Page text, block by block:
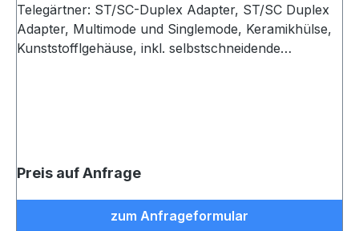
Telegärtner: ST/SC-Duplex Adapter, ST/SC Duplex
Adapter, Multimode und Singlemode, Keramikhülse,
Kunststofflgehäuse, inkl. selbstschneidende
Preis auf Anfrage
zum Anfrageformular